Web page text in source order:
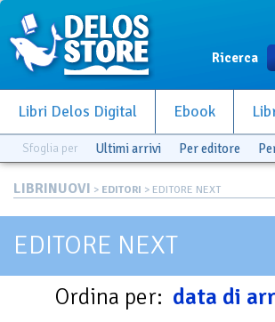
Ricerca
Libri Delos Digital Ebook
Sfoglia per Ultimi arrivi Per editore
LIBRINUOVI > EDITORI > EDITORE NEXT
EDITORE NEXT
Ordina per: data di